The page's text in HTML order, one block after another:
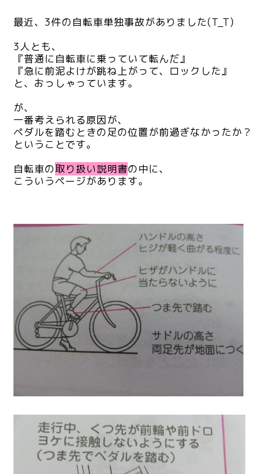
最近、3件の自転車単独事故がありました(T_T)
3人とも、
『普通に自転車に乗っていて転んだ』
『急に前泥よけが跳ね上がって、ロックした』
と、おっしゃっています。
が、
一番考えられる原因が、
ペダルを踏むときの足の位置が前過ぎなかったか？
ということです。
自転車の取り扱い説明書の中に、
こういうページがあります。